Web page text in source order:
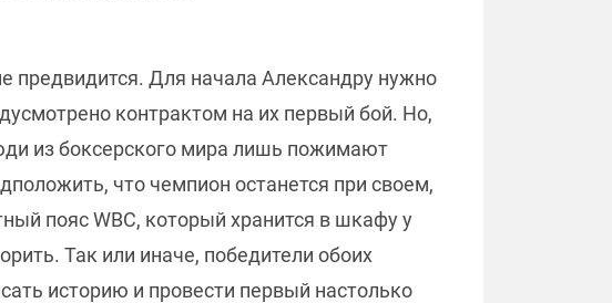
предвидится. Для начала Александру нужно
контрактом на их первый бой. Но,
из боксерского мира лишь пожимают
что чемпион останется при своем,
пояс WBC, который хранится в шкафу у
Так или иначе, победители обоих
историю и провести первый настолько